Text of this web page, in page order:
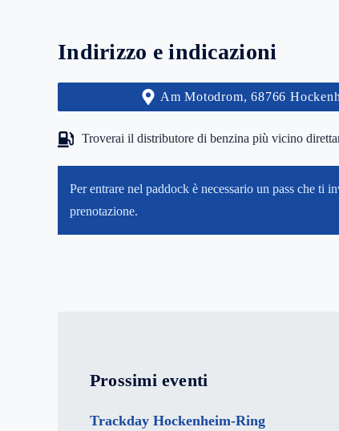
Indirizzo e indicazioni
Am Motodrom, 68766
Troverai il distributore di benzina più vicino
Per entrare nel paddock è necessario un pass che ti
prenotazione.
Prossimi eventi
Trackday Hockenheim-Ring